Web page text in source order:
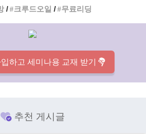
크루드오일 무료리딩
하고 세미나용 교재 받기
추천 게시글